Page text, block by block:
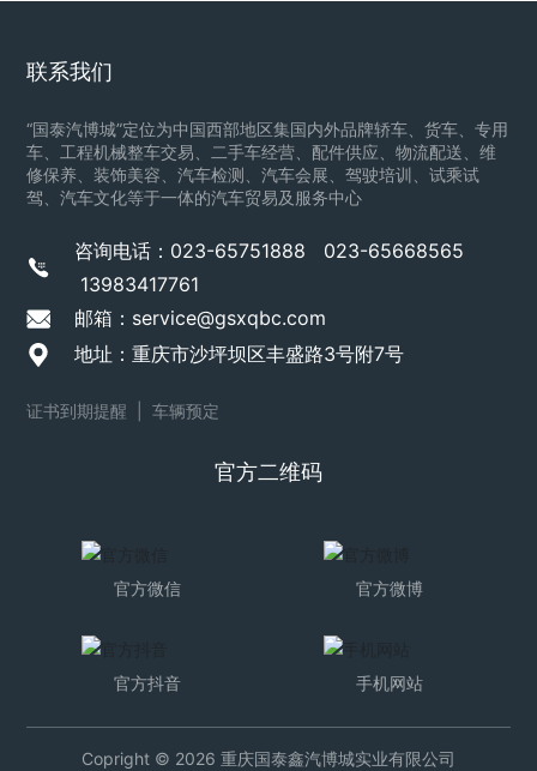
联系我们
“国泰汽博城”定位为中国西部地区集国内外品牌轿车、货车、专用
车、工程机械整车交易、二手车经营、配件供应、物流配送、维
修保养、装饰美容、汽车检测、汽车会展、驾驶培训、试乘试
驾、汽车文化等于一体的汽车贸易及服务中心
咨询电话： 023-65751888
023-65668565
13983417761
邮箱：service@gsxqbc.com
地址：重庆市沙坪坝区丰盛路3号附7号
证书到期提醒 |车辆预定
官方二维码
官方微信 官方微博
官方抖音 手机网站
Copright © 2026 重庆国泰鑫汽博城实业有限公司